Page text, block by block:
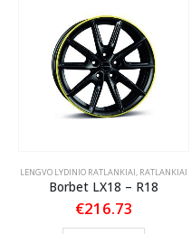
LENGVO LYDINIO RATLANKIAI, RATLANKIAI
Borbet LX18 – R18
€216.73